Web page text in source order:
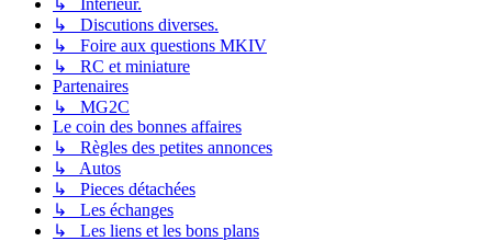
↳ Intérieur.
↳ Discutions diverses.
↳ Foire aux questions MKIV
↳ RC et miniature
Partenaires
↳ MG2C
Le coin des bonnes affaires
↳ Règles des petites annonces
↳ Autos
↳ Pieces détachées
↳ Les échanges
↳ Les liens et les bons plans